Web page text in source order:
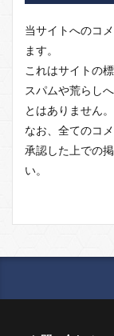
当サイトへのコ
ます。
これはサイトの
スパムや荒らし
とはありません。
なお、全てのコ
承認した上での
い。